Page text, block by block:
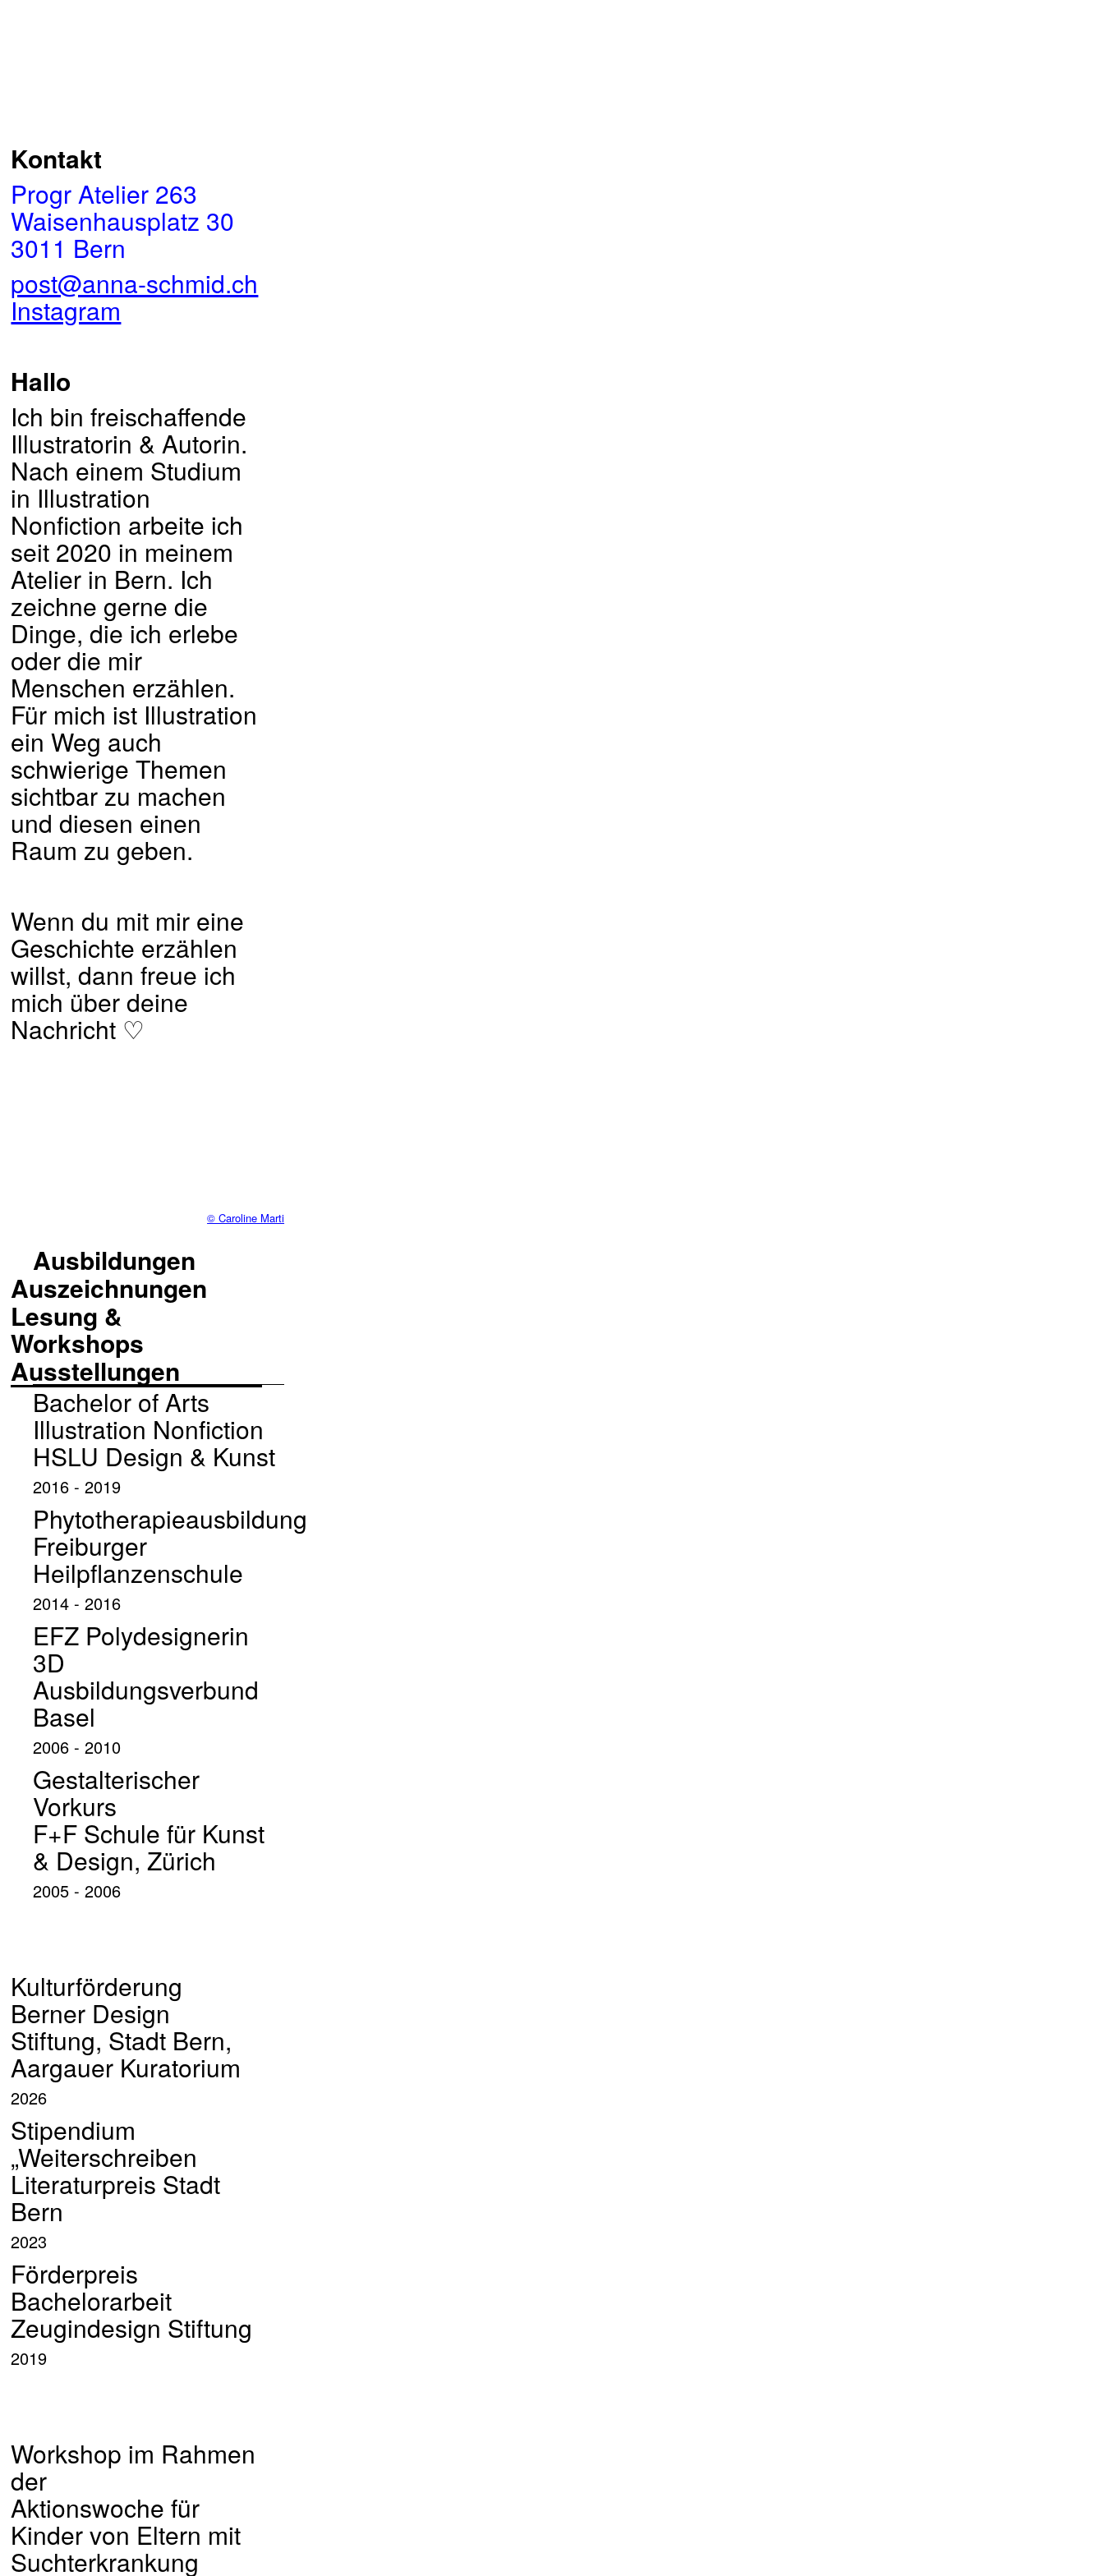
Kontakt
Progr Atelier 263
Waisenhausplatz 30
3011 Bern
post@anna-schmid.ch
Instagram
Hallo
Ich bin freischaffende
Illustratorin & Autorin.
Nach einem Studium
in Illustration
Nonfiction arbeite ich
seit 2020 in meinem
Atelier in Bern. Ich
zeichne gerne die
Dinge, die ich erlebe
oder die mir
Menschen erzählen.
Für mich ist Illustration
ein Weg auch
schwierige Themen
sichtbar zu machen
und diesen einen
Raum zu geben.
Wenn du mit mir eine
Geschichte erzählen
willst, dann freue ich
mich über deine
Nachricht ♡
© Caroline Marti
Ausbildungen
Auszeichnungen
Lesung &
Workshops
Ausstellungen
Bachelor of Arts
Illustration Nonfiction
HSLU Design & Kunst
2016 - 2019
Phytotherapieausbildung
Freiburger
Heilpflanzenschule
2014 - 2016
EFZ Polydesignerin
3D
Ausbildungsverbund
Basel
2006 - 2010
Gestalterischer
Vorkurs
F+F Schule für Kunst
& Design, Zürich
2005 - 2006
Kulturförderung
Berner Design
Stiftung, Stadt Bern,
Aargauer Kuratorium
2026
Stipendium
„Weiterschreiben
Literaturpreis Stadt
Bern
2023
Förderpreis
Bachelorarbeit
Zeugindesign Stiftung
2019
Workshop im Rahmen
der
Aktionswoche für
Kinder von Eltern mit
Suchterkrankung